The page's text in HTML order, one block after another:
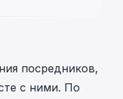
посредников,
с ними. По